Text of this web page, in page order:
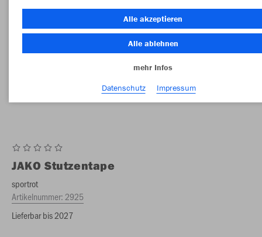
JAKO Stutzentape
sportrot
Artikelnummer: 2925
Lieferbar bis 2027
Alle akzeptieren
Alle ablehnen
mehr Infos
Datenschutz
Impressum